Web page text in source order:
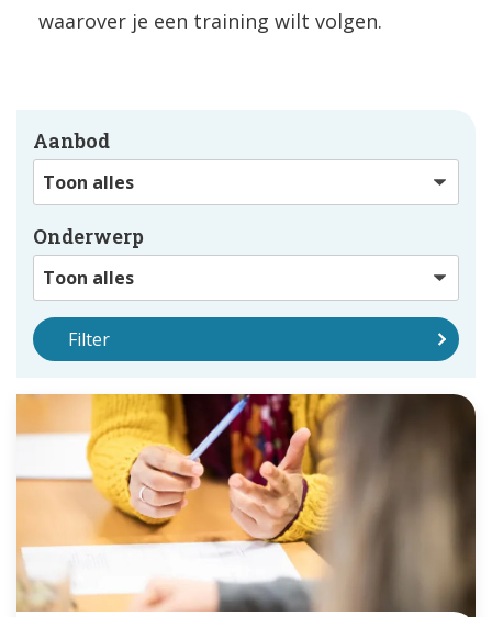
waarover je een training wilt volgen.
Aanbod
Onderwerp
Filter